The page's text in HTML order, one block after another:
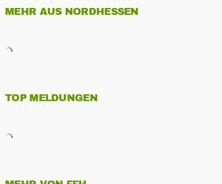
MEHR AUS NORDHESSEN
TOP MELDUNGEN